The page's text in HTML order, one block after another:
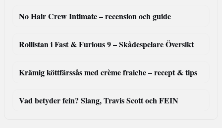
No Hair Crew Intimate – recension och guide
Rollistan i Fast & Furious 9 – Skådespelare Översikt
Krämig köttfärssås med crème fraiche – recept & tips
Vad betyder fein? Slang, Travis Scott och FEIN